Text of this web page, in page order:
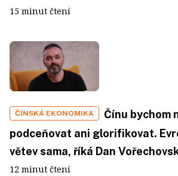
15 minut čtení
ČÍNSKÁ EKONOMIKA
Čínu bychom
podceňovat ani glorifikovat.
větev sama, říká Dan
12 minut čtení